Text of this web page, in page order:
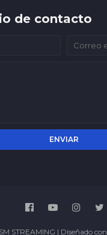
de contacto
STREAMING | Diseñado con